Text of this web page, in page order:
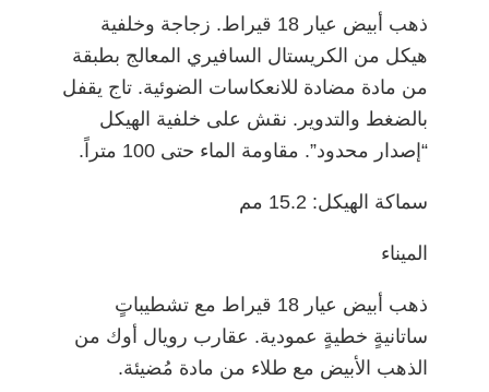
ذهب أبيض عيار 18 قيراط. زجاجة وخلفية
هيكل من الكريستال السافيري المعالج بطبقة
من مادة مضادة للانعكاسات الضوئية. تاج يقفل
بالضغط والتدوير. نقش على خلفية الهيكل
“إصدار محدود”. مقاومة الماء حتى 100 متراً.
سماكة الهيكل: 15.2 مم
الميناء
ذهب أبيض عيار 18 قيراط مع تشطيباتٍ
ساتانيةٍ خطيةٍ عمودية. عقارب رويال أوك من
الذهب الأبيض مع طلاء من مادة مُضيئة.